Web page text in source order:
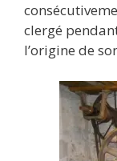
clergé
l’origine de